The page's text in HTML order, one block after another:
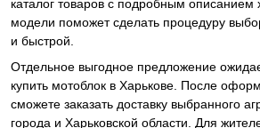
каталог товаров с подробным описанием
модели поможет сделать процедуру
и быстрой.
Отдельное выгодное предложение
купить мотоблок в Харькове. После
сможете заказать доставку выбранного
города и Харьковской области. Для